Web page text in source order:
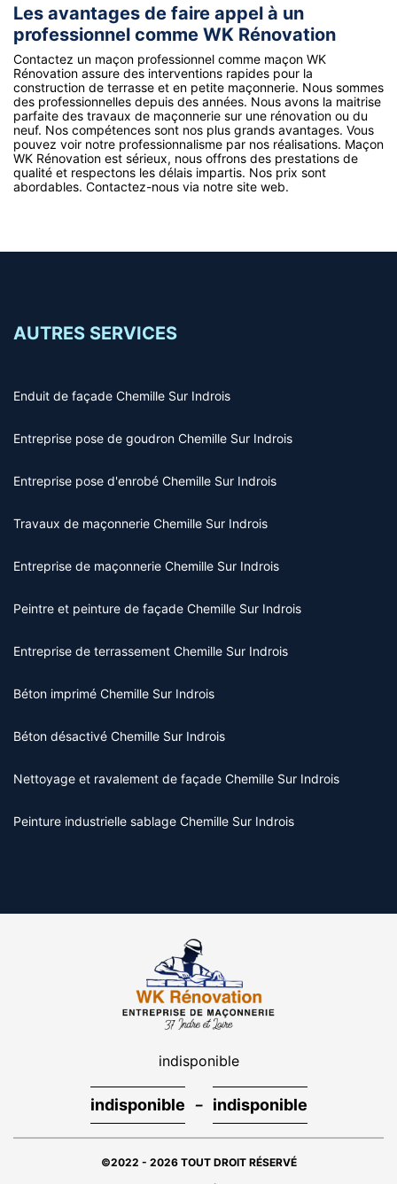
Les avantages de faire appel à un
professionnel comme WK Rénovation
Contactez un maçon professionnel comme maçon WK
Rénovation assure des interventions rapides pour la
construction de terrasse et en petite maçonnerie. Nous sommes
des professionnelles depuis des années. Nous avons la maitrise
parfaite des travaux de maçonnerie sur une rénovation ou du
neuf. Nos compétences sont nos plus grands avantages. Vous
pouvez voir notre professionnalisme par nos réalisations. Maçon
WK Rénovation est sérieux, nous offrons des prestations de
qualité et respectons les délais impartis. Nos prix sont
abordables. Contactez-nous via notre site web.
AUTRES SERVICES
Enduit de façade Chemille Sur Indrois
Entreprise pose de goudron Chemille Sur Indrois
Entreprise pose d'enrobé Chemille Sur Indrois
Travaux de maçonnerie Chemille Sur Indrois
Entreprise de maçonnerie Chemille Sur Indrois
Peintre et peinture de façade Chemille Sur Indrois
Entreprise de terrassement Chemille Sur Indrois
Béton imprimé Chemille Sur Indrois
Béton désactivé Chemille Sur Indrois
Nettoyage et ravalement de façade Chemille Sur Indrois
Peinture industrielle sablage Chemille Sur Indrois
indisponible
indisponible - indisponible
©2022 - 2026 TOUT DROIT RÉSERVÉ